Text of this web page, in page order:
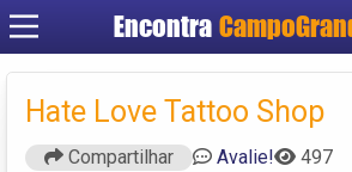
Encontra
Cadastrar
Criar conta
Hate Love Tattoo Shop
Compartilhar Avalie! 497